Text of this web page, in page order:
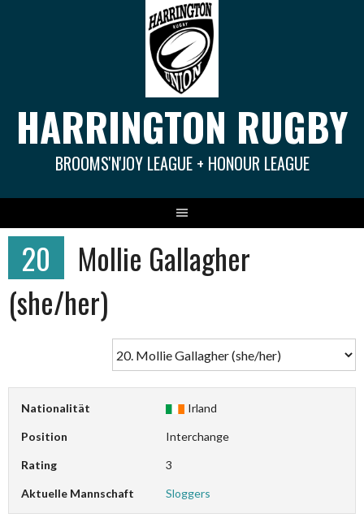
HARRINGTON RUGBY
BROOMS'N'JOY LEAGUE + HONOUR LEAGUE
20
Mollie Gallagher
(she/her)
Nationalität Irland
Position Interchange
Rating 3
Aktuelle Mannschaft Sloggers